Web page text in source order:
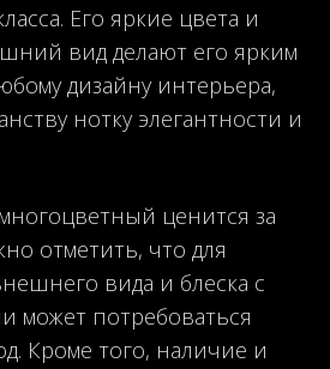
Его яркие цвета и
вид делают его ярким
дизайну интерьера,
нотку элегантности и
ценится за
отметить, что для
вида и блеска с
может потребоваться
Кроме того, наличие и